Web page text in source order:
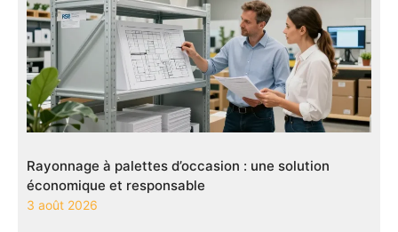
Rayonnage à palettes d’occasion : une solution
économique et responsable
3 août 2026